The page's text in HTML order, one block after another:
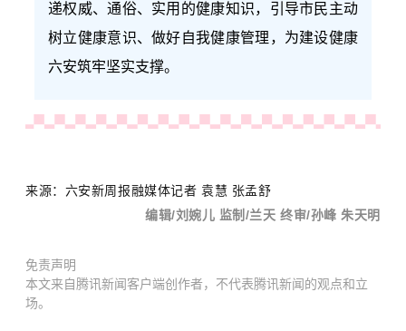
递权威、通俗、实用的健康知识，引导市民主动
树立健康意识、做好自我健康管理，为建设健康
六安筑牢坚实支撑。
来源：六安新周报融媒体记者 袁慧 张孟舒
编辑/刘婉儿 监制/兰天 终审/孙峰 朱天明
免责声明
本文来自腾讯新闻客户端创作者，不代表腾讯新闻的观点和立
场。